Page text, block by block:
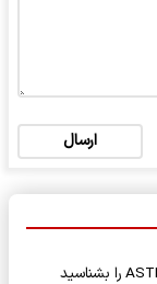
ارسال